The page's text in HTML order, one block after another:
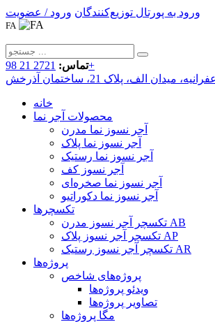
ورود به پورتال توزیع‌کنندگان ورود / عضویت
FA
تماس:2721 21 98+
میدان الف، پلاک 21، ساختمان آذرخش
خانه
محصولات آجر نما
آجر نسوز نما مدرن
آجر نسوز نما پلاک
آجر نسوز نما رستیک
آجر نسوز کف
آجر نسوز نما صخره‌ای
آجر نسوز نما دکوراتیو
تکسچرها
تکسچر آجر نسوز مدرن AB
تکسچر آجر نسوز پلاک AP
تکسچر آجر نسوز رستیک AR
پروژه‌ها
پروژه‌های شاخص
ویدئو پروژه‌ها
تصاویر پروژه‌ها
مگا پروژه‌ها